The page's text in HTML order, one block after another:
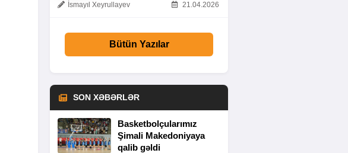
İsmayıl Xeyrullayev 21.04.2026
Bütün Yazılar
SON XƏBƏRLƏR
Basketbolçularımız
Şimali Makedoniyaya
qalib gəldi